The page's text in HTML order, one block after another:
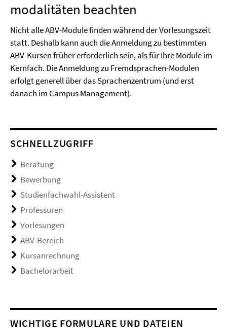
modalitäten beachten
Nicht alle ABV-Module finden während der Vorlesungszeit
statt. Deshalb kann auch die Anmeldung zu bestimmten
ABV-Kursen früher erforderlich sein, als für Ihre Module im
Kernfach. Die Anmeldung zu Fremdsprachen-Modulen
erfolgt generell über das Sprachenzentrum (und erst
danach im Campus Management).
SCHNELLZUGRIFF
Beratung
Bewerbung
Studienfachwahl-Assistent
Professuren
Vorlesungen
ABV-Bereich
Kursanrechnung
Bachelorarbeit
WICHTIGE FORMULARE UND DATEIEN